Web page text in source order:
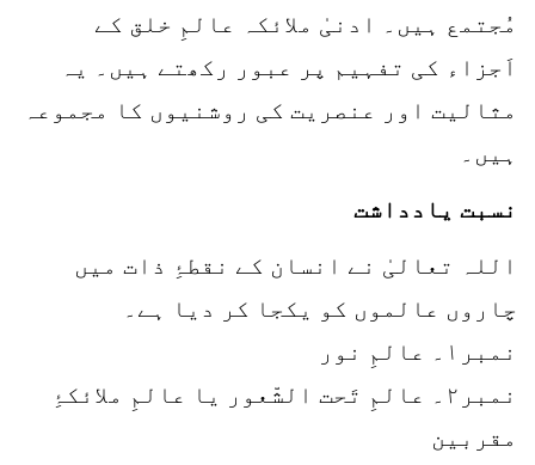
مُجتمع ہیں۔ ادنیٰ ملائکہ عالمِ خلق کے
اَجزاء کی تفہیم پر عبور رکھتے ہیں۔ یہ
مثالیت اور عنصریت کی روشنیوں کا مجموعہ
ہیں۔
نسبت یادداشت
اللہ تعالیٰ نے انسان کے نقطۂِ ذات میں
چاروں عالموں کو یکجا کر دیا ہے۔
نمبر۱۔ عالمِ نور
نمبر۲۔ عالمِ تَحت الشّعور یا عالمِ ملائکۂِ
مقربین